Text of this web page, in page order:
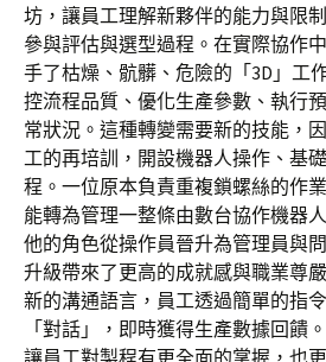
坊，讓員工理解新夥伴的能力與限
參與評估與選型過程。在實際協作
手了枯燥、骯髒、危險的「3D」工
控流程品質、優化生產參數、執行
常狀況。這種轉變需要新的技能，
工的再培訓，開設機器人操作、基
程。一位原本負責重複鎖螺絲的作
能轉為管理一整條由數台協作機器
他的角色從操作員晉升為管理員與
升級帶來了更高的成就感與職業尊
新的溝通語言，員工透過簡單的指
「對話」，即時獲得生產數據回饋
讓員工對製程有更全面的掌握，也